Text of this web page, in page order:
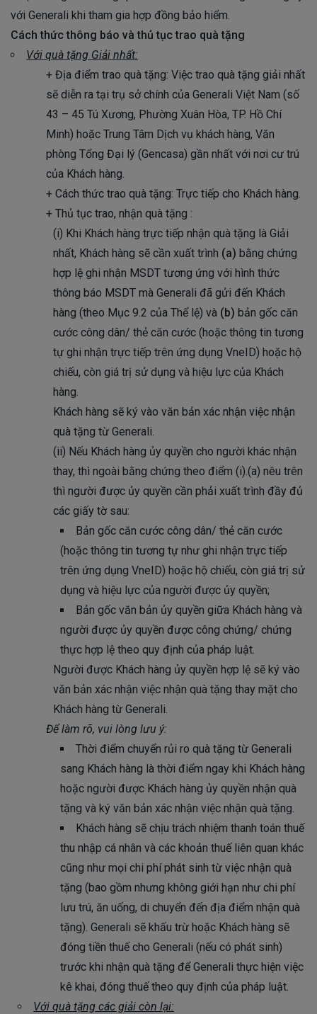
với Generali khi tham gia hợp đồng bảo hiểm.
Cách thức thông báo và thủ tục trao quà tặng
Với quà tặng Giải nhất:
+ Địa điểm trao quà tặng: Việc trao quà tặng giải nhất
sẽ diễn ra tại trụ sở chính của Generali Việt Nam (số
43 – 45 Tú Xương, Phường Xuân Hòa, TP. Hồ Chí
Minh) hoặc Trung Tâm Dịch vụ khách hàng, Văn
phòng Tổng Đại lý (Gencasa) gần nhất với nơi cư trú
của Khách hàng.
+ Cách thức trao quà tặng: Trực tiếp cho Khách hàng.
+ Thủ tục trao, nhận quà tặng :
(i) Khi Khách hàng trực tiếp nhận quà tặng là Giải
nhất, Khách hàng sẽ cần xuất trình (a) bằng chứng
hợp lệ ghi nhận MSDT tương ứng với hình thức
thông báo MSDT mà Generali đã gửi đến Khách
hàng (theo Mục 9.2 của Thể lệ) và (b) bản gốc căn
cước công dân/ thẻ căn cước (hoặc thông tin tương
tự ghi nhận trực tiếp trên ứng dụng VneID) hoặc hộ
chiếu, còn giá trị sử dụng và hiệu lực của Khách
hàng.
Khách hàng sẽ ký vào văn bản xác nhận việc nhận
quà tặng từ Generali.
(ii) Nếu Khách hàng ủy quyền cho người khác nhận
thay, thì ngoài bằng chứng theo điểm (i).(a) nêu trên
thì người được ủy quyền cần phải xuất trình đầy đủ
các giấy tờ sau:
Bản gốc căn cước công dân/ thẻ căn cước
(hoặc thông tin tương tự như ghi nhận trực tiếp
trên ứng dụng VneID) hoặc hộ chiếu, còn giá trị sử
dụng và hiệu lực của người được ủy quyền;
Bản gốc văn bản ủy quyền giữa Khách hàng và
người được ủy quyền được công chứng/ chứng
thực hợp lệ theo quy định của pháp luật.
Người được Khách hàng ủy quyền hợp lệ sẽ ký vào
văn bản xác nhận việc nhận quà tặng thay mặt cho
Khách hàng từ Generali.
Để làm rõ, vui lòng lưu ý:
Thời điểm chuyển rủi ro quà tặng từ Generali
sang Khách hàng là thời điểm ngay khi Khách hàng
hoặc người được Khách hàng ủy quyền nhận quà
tặng và ký văn bản xác nhận việc nhận quà tặng.
Khách hàng sẽ chịu trách nhiệm thanh toán thuế
thu nhập cá nhân và các khoản thuế liên quan khác
cũng như mọi chi phí phát sinh từ việc nhận quà
tặng (bao gồm nhưng không giới hạn như chi phí
lưu trú, ăn uống, di chuyển đến địa điểm nhận quà
tặng). Generali sẽ khấu trừ hoặc Khách hàng sẽ
đóng tiền thuế cho Generali (nếu có phát sinh)
trước khi nhận quà tặng để Generali thực hiện việc
kê khai, đóng thuế theo quy định của pháp luật.
Với quà tặng các giải còn lại: